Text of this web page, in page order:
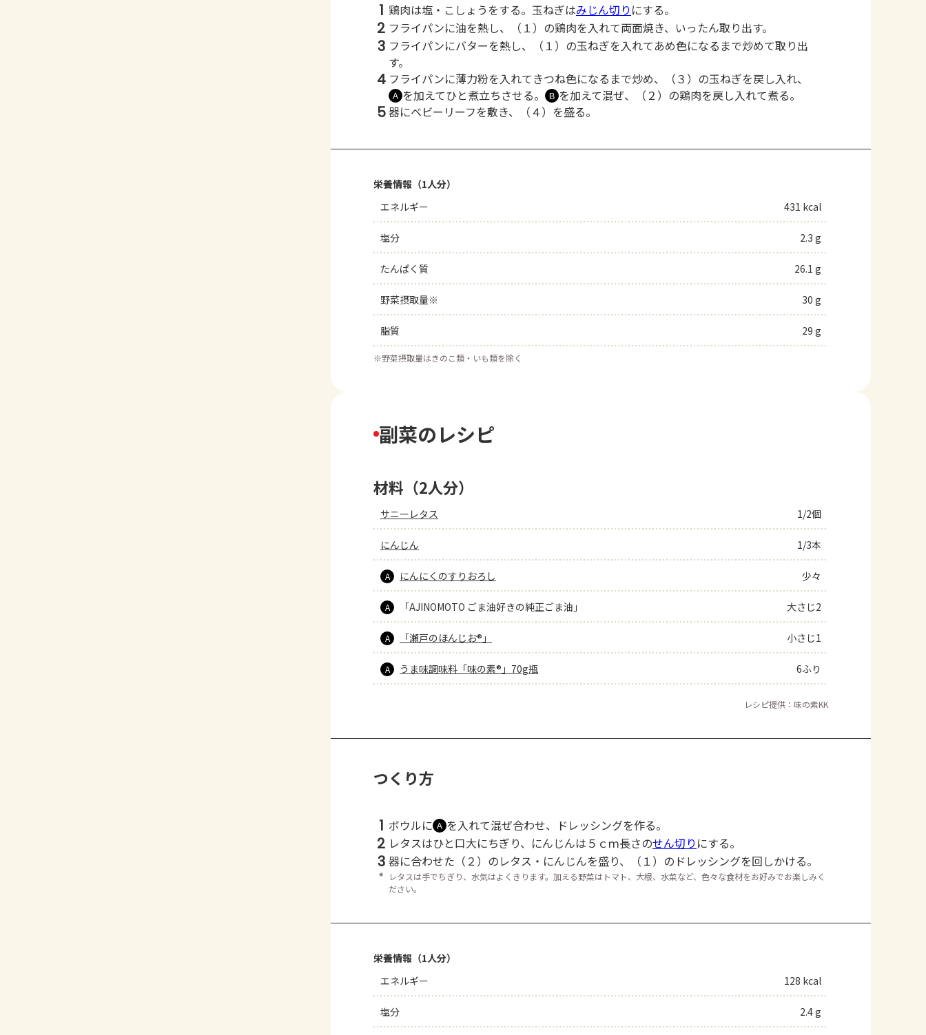
1 鶏肉は塩・こしょうをする。玉ねぎはみじん切り にする。
2 フライパンに油を熱し、（１）の鶏肉を入れて両面焼き、いったん取り出す。
3 フライパンにバターを熱し、（１）の玉ねぎを入れてあめ色になるまで炒めて取り出
す。
4 フライパンに薄力粉を入れてきつね色になるまで炒め、（３）の玉ねぎを戻し入れ、
Ａ を加えてひと煮立ちさせる。 Ｂ を加えて混ぜ、（２）の鶏肉を戻し入れて煮る。
5器にベビーリーフを敷き、（４）を盛る。
栄養情報（1人分）
エネルギー
431 kcal
塩分 2.3 g
たんぱく質 26.1 g
野菜摂取量※ 30 g
脂質 29 g
※野菜摂取量はきのこ類・いも類を除く
副菜のレシピ
材料（2人分）
サニーレタス 1/2個
にんじん 1/3本
A にんにくのすりおろし 少々
A 「AJINOMOTO ごま油好きの純正ごま油」 大さじ2
A 「瀬戸のほんじお®」 小さじ1
A うま味調味料「味の素®」70g瓶 6ふり
レシピ提供：味の素KK
つくり方
1 ボウルに Ａ を入れて混ぜ合わせ、ドレッシングを作る。
2 レタスはひと口大にちぎり、にんじんは５ｃｍ長さのせん切り にする。
3 器に合わせた（２）のレタス・にんじんを盛り、（１）のドレッシングを回しかける。
＊
レタスは手でちぎり、水気はよくきります。加える野菜はトマト、大根、水菜など、色々な食材をお好みでお楽しみく
ださい。
栄養情報（1人分）
エネルギー
128 kcal
塩分 2.4 g